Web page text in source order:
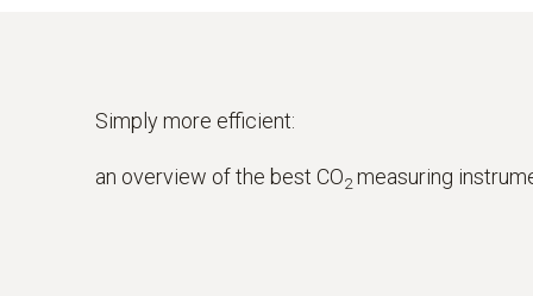
Simply more efficient:
an overview of the best CO2 measuring